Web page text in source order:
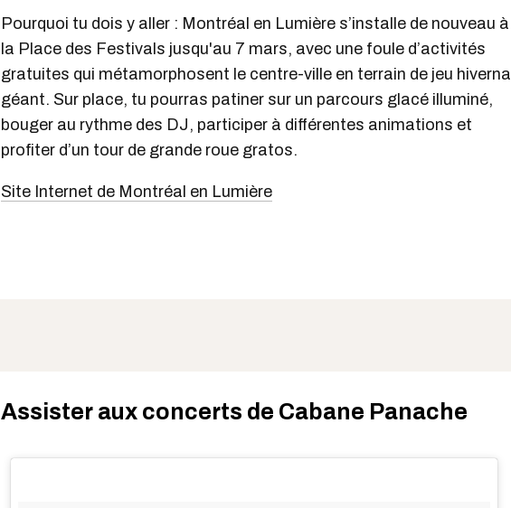
Pourquoi tu dois y aller : Montréal en Lumière s’installe de nouveau à
la Place des Festivals jusqu'au 7 mars, avec une foule d’activités
gratuites qui métamorphosent le centre-ville en terrain de jeu hivernal
géant. Sur place, tu pourras patiner sur un parcours glacé illuminé,
bouger au rythme des DJ, participer à différentes animations et
profiter d’un tour de grande roue gratos.
Site Internet de Montréal en Lumière
Assister aux concerts de Cabane Panache